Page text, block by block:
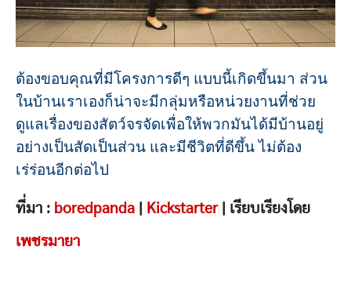
ต้องขอบคุณที่มีโครงการดีๆ แบบนี้เกิดขึ้นมา ส่วน
ในบ้านเราเองก็น่าจะมีกลุ่มหรือหน่วยงานที่ช่วย
ดูแลเรื่องของสัตว์จรจัดเพื่อให้พวกมันได้มีบ้านอยู่
อย่างเป็นสัดเป็นส่วน และมีชีวิตที่ดีขึ้น ไม่ต้อง
เร่ร่อนอีกต่อไป
ที่มา : boredpanda Kickstarter| เรียบเรียงโดย
เพชรมายา